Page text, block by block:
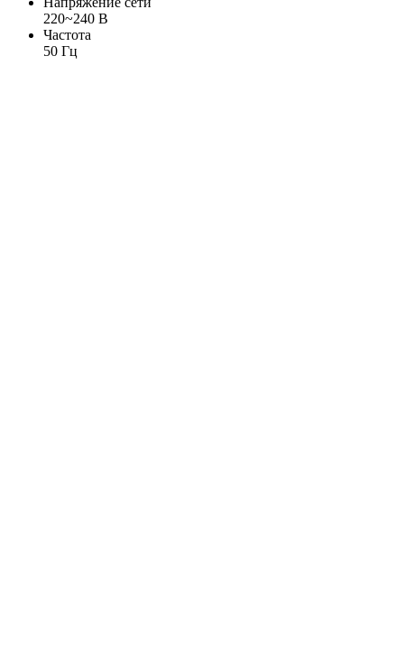
220~240 В
Частота
50 Гц